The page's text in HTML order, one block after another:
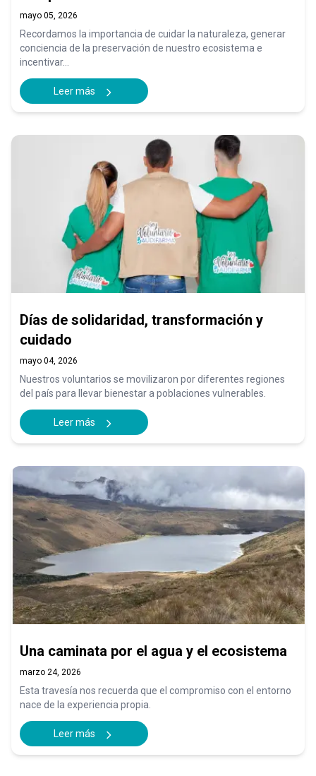
mayo 05, 2026
Recordamos la importancia de cuidar la naturaleza, generar
conciencia de la preservación de nuestro ecosistema e
incentivar...
Leer más
Días de solidaridad, transformación y
cuidado
mayo 04, 2026
Nuestros voluntarios se movilizaron por diferentes regiones
del país para llevar bienestar a poblaciones vulnerables.
Leer más
Una caminata por el agua y el ecosistema
marzo 24, 2026
Esta travesía nos recuerda que el compromiso con el entorno
nace de la experiencia propia.
Leer más